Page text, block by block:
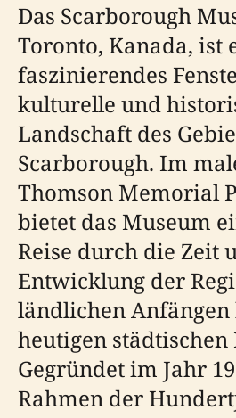
Das Scarborough
Toronto, Kanada, ist
faszinierendes
kulturelle und
Landschaft des
Scarborough. Im
Thomson Memorial
bietet das Museum
Reise durch die Zeit
Entwicklung der
ländlichen
heutigen
Gegründet im Jahr
Rahmen der